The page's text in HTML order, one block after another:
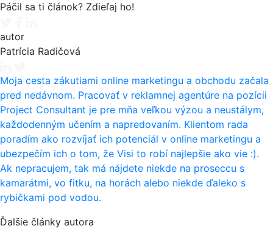
Páčil sa ti článok? Zdieľaj ho!
autor
Patrícia Radičová
Moja cesta zákutiami online marketingu a obchodu začala
pred nedávnom. Pracovať v reklamnej agentúre na pozícii
Project Consultant je pre mňa veľkou výzou a neustálym,
každodenným učením a napredovaním. Klientom rada
poradím ako rozvíjať ich potenciál v online marketingu a
ubezpečím ich o tom, že Visi to robí najlepšie ako vie :).
Ak nepracujem, tak má nájdete niekde na proseccu s
kamarátmi, vo fitku, na horách alebo niekde ďaleko s
rybičkami pod vodou.
Ďalšie články autora